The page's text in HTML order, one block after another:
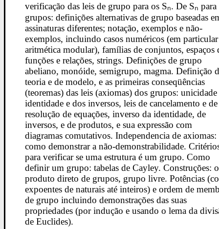
verificação das leis de grupo para os Sₙ. De Sₙ para
grupos: definições alternativas de grupo baseadas
assinaturas diferentes; notação, exemplos e não-
exemplos, incluindo casos numéricos (em
aritmética modular), famílias de conjuntos, espaços
funções e relações, strings. Definições de grupo
abeliano, monóide, semigrupo, magma. Definição
teoria e de modelo, e as primeiras conseqüências
(teoremas) das leis (axiomas) dos grupos: unicidade
identidade e dos inversos, leis de cancelamento e de
resolução de equações, inverso da identidade, de
inversos, e de produtos, e sua expressão com
diagramas comutativos. Independencia de axiomas:
como demonstrar a não-demonstrabilidade.
para verificar se uma estrutura é um grupo. Como
definir um grupo: tabelas de Cayley. Construções: o
produto direto de grupos, grupo livre. Potências
expoentes de naturais até inteiros) e ordem de
de grupo incluindo demonstrações das suas
propriedades (por indução e usando o lema da
de Euclides).